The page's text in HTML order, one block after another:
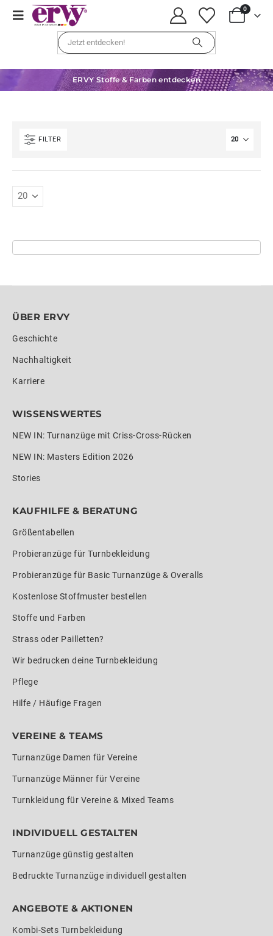
0
ERVY Stoffe & Farben entdecken
FILTER
ÜBER ERVY
Geschichte
Nachhaltigkeit
Karriere
WISSENSWERTES
NEW IN: Turnanzüge mit Criss-Cross-Rücken
NEW IN: Masters Edition 2026
Stories
KAUFHILFE & BERATUNG
Größentabellen
Probieranzüge für Turnbekleidung
Probieranzüge für Basic Turnanzüge & Overalls
Kostenlose Stoffmuster bestellen
Stoffe und Farben
Strass oder Pailletten?
Wir bedrucken deine Turnbekleidung
Pflege
Hilfe / Häufige Fragen
VEREINE & TEAMS
Turnanzüge Damen für Vereine
Turnanzüge Männer für Vereine
Turnkleidung für Vereine & Mixed Teams
INDIVIDUELL GESTALTEN
Turnanzüge günstig gestalten
Bedruckte Turnanzüge individuell gestalten
ANGEBOTE & AKTIONEN
Kombi-Sets Turnbekleidung